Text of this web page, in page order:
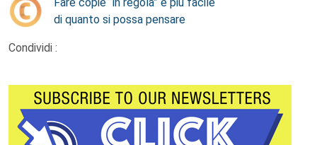
di quanto si possa pensare
Condividi :